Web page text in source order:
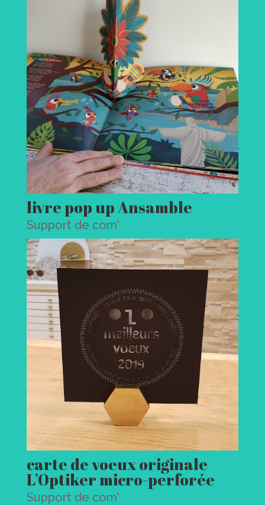
livre pop up Ansamble
Support de com'
carte de voeux originale
L’Optiker micro-perforée
Support de com'